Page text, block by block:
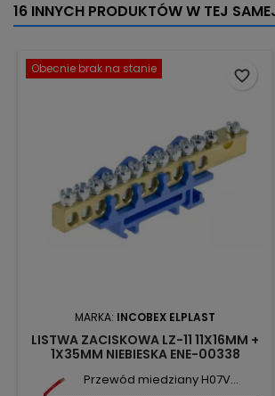
16 INNYCH PRODUKTÓW W TEJ
Obecnie brak na stanie
MARKA: INCOBEX ELPLAST
LISTWA ZACISKOWA LZ-11 11X16MM +
1X35MM NIEBIESKA ENE-00338
Przewód miedziany H07V...
favorite_border